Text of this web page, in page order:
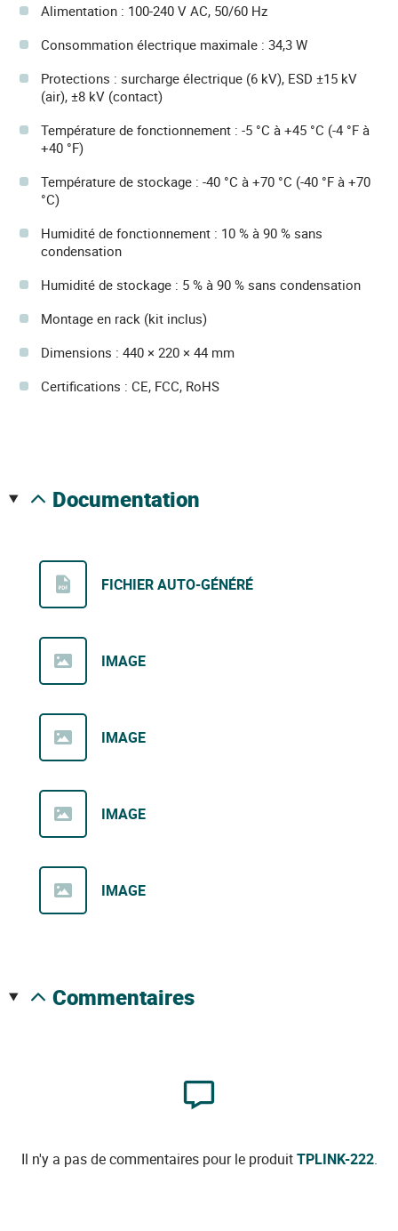
Alimentation : 100-240 V AC, 50/60 Hz
Consommation électrique maximale : 34,3 W
Protections : surcharge électrique (6 kV), ESD ±15 kV
(air), ±8 kV (contact)
Température de fonctionnement : -5 °C à +45 °C (-4 °F à
+40 °F)
Température de stockage : -40 °C à +70 °C (-40 °F à +70
°C)
Humidité de fonctionnement : 10 % à 90 % sans
condensation
Humidité de stockage : 5 % à 90 % sans condensation
Montage en rack (kit inclus)
Dimensions : 440 × 220 × 44 mm
Certifications : CE, FCC, RoHS
documentation
FICHIER AUTO-GÉNÉRÉ
IMAGE
IMAGE
IMAGE
IMAGE
commentaires
Il n'y a pas de commentaires pour le produitTPLINK-222.